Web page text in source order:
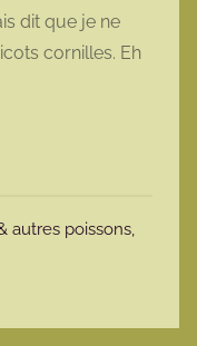
dit que je ne
cornilles. Eh
autres poissons,